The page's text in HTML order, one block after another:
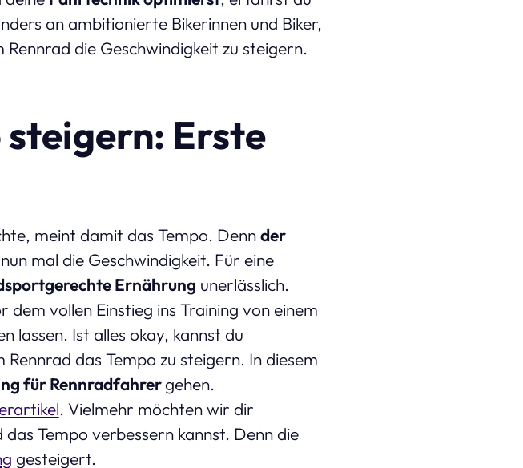
an ambitionierte Bikerinnen und Biker,
die Geschwindigkeit zu steigern.
steigern: Erste
meint damit das Tempo. Dennder
mal die Geschwindigkeit. Für eine
Ernährung unerlässlich.
vollen Einstieg ins Training von einem
lassen. Ist alles okay, kannst du
das Tempo zu steigern. In diesem
für Rennradfahrergehen.
. Vielmehr möchten wir dir
Tempo verbessern kannst. Denn die
gesteigert.